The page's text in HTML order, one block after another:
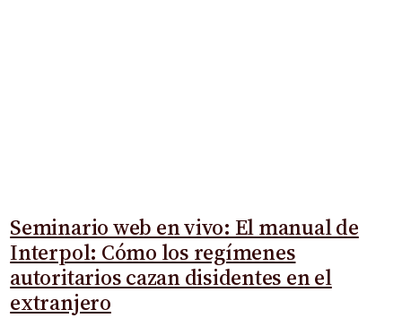
Seminario web en vivo: El manual de
Interpol: Cómo los regímenes
autoritarios cazan disidentes en el
extranjero